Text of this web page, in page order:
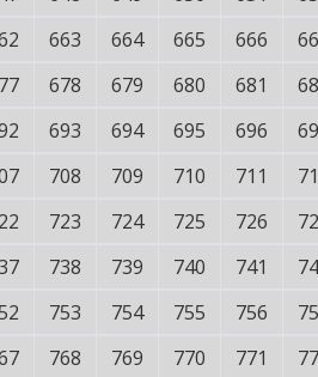
663 664 665 666
678 679 680 681
693 694 695 696
708 709 710 711
723 724 725 726
738 739 740 741
753 754 755 756
768 769 770 771